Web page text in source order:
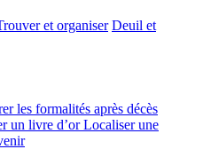
et organiser Deuil et
les formalités après décès
un livre d’orLocaliser une